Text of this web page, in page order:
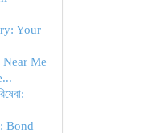
Your
Near Me
Bond